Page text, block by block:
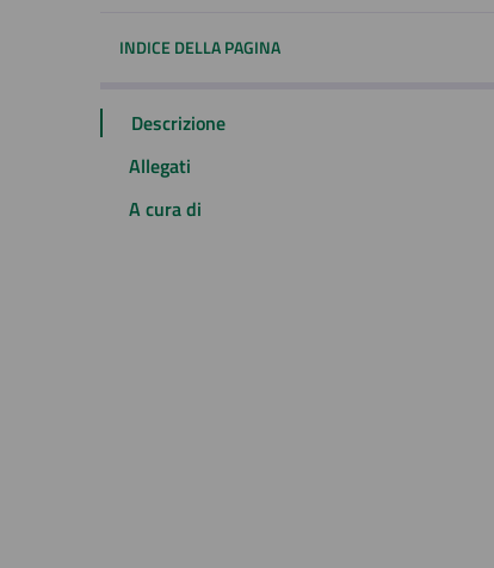
INDICE DELLA PAGINA
Descrizione
Allegati
A cura di